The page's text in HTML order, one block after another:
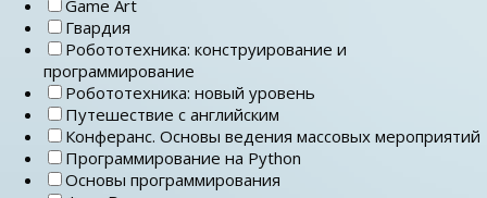
Game Art
Гвардия
Робототехника: конструирование и
программирование
Робототехника: новый уровень
Путешествие с английским
Конферанс. Основы ведения массовых мероприятий
Программирование на Python
Основы программирования